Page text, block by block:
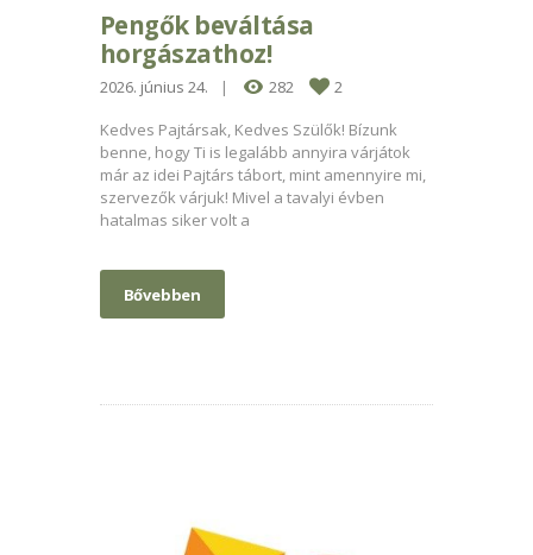
Pengők beváltása
horgászathoz!
2026. június 24. 282 2
Kedves Pajtársak, Kedves Szülők! Bízunk
benne, hogy Ti is legalább annyira várjátok
már az idei Pajtárs tábort, mint amennyire mi,
szervezők várjuk! Mivel a tavalyi évben
hatalmas siker volt a
Bővebben